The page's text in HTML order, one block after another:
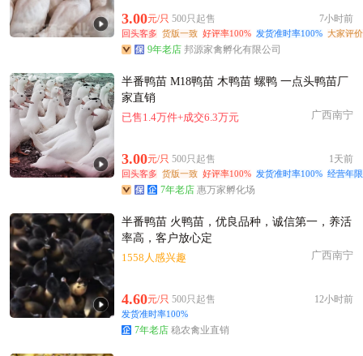
附近汪**老板20小时前成功采购
附近徐**老板49分钟前成功采购
附近姚**老板48分钟前获取了报价
附近郭**老板49分钟前获取了报价
附近谢**老板43分钟前获取了报价
附近姜**老板11小时前成功采购
附近戚**老板2小时前成功采购
附近李**老板13小时前看了商品
3.00元/只 500只起售 7小时前
回头客多 货版一致 好评率100% 发货准时率100% 大家评
9年老店 邦源家禽孵化有限公司
半番鸭苗 M18鸭苗 木鸭苗 螺鸭 一点头鸭苗厂
家直销
已售1.4万件+成交6.3万元
广西南宁
3.00元/只 500只起售 1天前
回头客多 货版一致 好评率100% 发货准时率100% 经营年
7年老店 惠万家孵化场
半番鸭苗 火鸭苗，优良品种，诚信第一，养活
率高，客户放心定
1558人感兴趣
广西南宁
4.60元/只 500只起售 12小时前
发货准时率100%
7年老店 稳农禽业直销